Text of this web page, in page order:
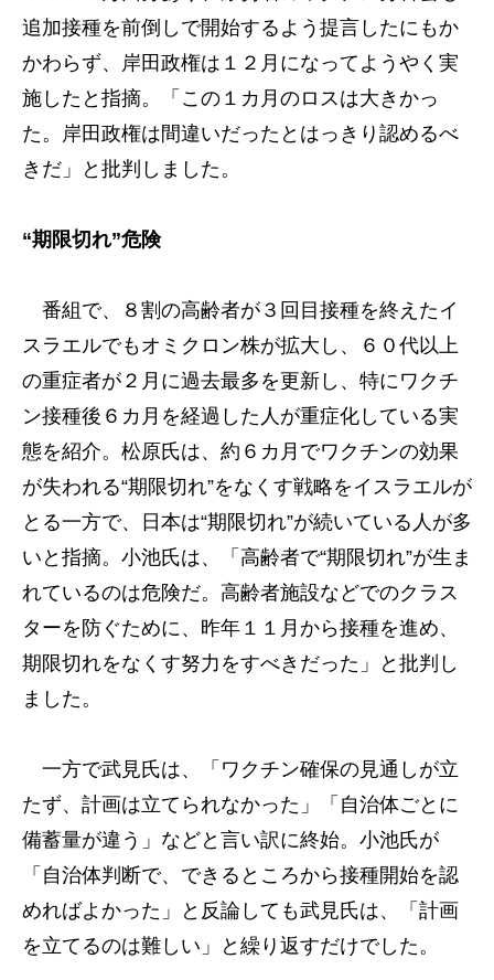
追加接種を前倒しで開始するよう提言したにもか
かわらず、岸田政権は１２月になってようやく実
施したと指摘。「この１カ月のロスは大きかっ
た。岸田政権は間違いだったとはっきり認めるべ
きだ」と批判しました。
“期限切れ”危険
番組で、８割の高齢者が３回目接種を終えたイ
スラエルでもオミクロン株が拡大し、６０代以上
の重症者が２月に過去最多を更新し、特にワクチ
ン接種後６カ月を経過した人が重症化している実
態を紹介。松原氏は、約６カ月でワクチンの効果
が失われる“期限切れ”をなくす戦略をイスラエルが
とる一方で、日本は“期限切れ”が続いている人が多
いと指摘。小池氏は、「高齢者で“期限切れ”が生ま
れているのは危険だ。高齢者施設などでのクラス
ターを防ぐために、昨年１１月から接種を進め、
期限切れをなくす努力をすべきだった」と批判し
ました。
一方で武見氏は、「ワクチン確保の見通しが立
たず、計画は立てられなかった」「自治体ごとに
備蓄量が違う」などと言い訳に終始。小池氏が
「自治体判断で、できるところから接種開始を認
めればよかった」と反論しても武見氏は、「計画
を立てるのは難しい」と繰り返すだけでした。